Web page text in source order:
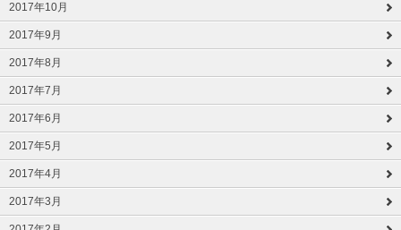
2017年10月
2017年9月
2017年8月
2017年7月
2017年6月
2017年5月
2017年4月
2017年3月